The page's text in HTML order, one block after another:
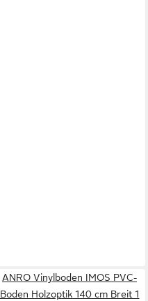
ANRO Vinylboden IMOS PVC-
Boden Holzoptik 140 cm Breit 1